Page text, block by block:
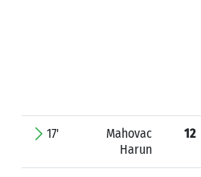
17'
Mahovac
Harun
12